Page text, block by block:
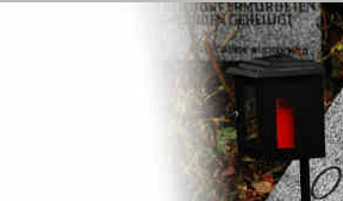
WiderstandskämpferInnen und Opfer des